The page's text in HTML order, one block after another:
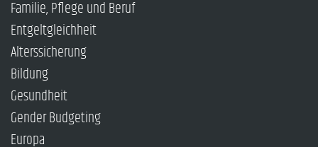
Familie, Pflege und Beruf
Entgeltgleichheit
Alterssicherung
Bildung
Gesundheit
Gender Budgeting
Europa